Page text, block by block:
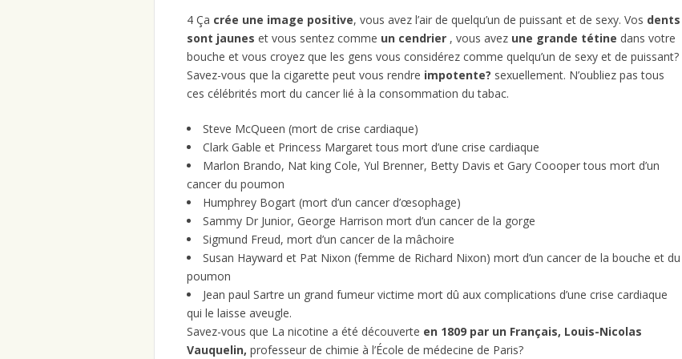
4 Ça crée une image positive, vous avez l’air de quelqu’un de puissant et de sexy. Vos dents
sont jaunes et vous sentez comme un cendrier , vous avez une grande tétine dans votre
bouche et vous croyez que les gens vous considérez comme quelqu’un de sexy et de puissant?
Savez-vous que la cigarette peut vous rendre impotente? sexuellement. N’oubliez pas tous
ces célébrités mort du cancer lié à la consommation du tabac.
Steve McQueen (mort de crise cardiaque)
Clark Gable et Princess Margaret tous mort d’une crise cardiaque
Marlon Brando, Nat king Cole, Yul Brenner, Betty Davis et Gary Coooper tous mort d’un
cancer du poumon
Humphrey Bogart (mort d’un cancer d’œsophage)
Sammy Dr Junior, George Harrison mort d’un cancer de la gorge
Sigmund Freud, mort d’un cancer de la mâchoire
Susan Hayward et Pat Nixon (femme de Richard Nixon) mort d’un cancer de la bouche et du
poumon
Jean paul Sartre un grand fumeur victime mort dû aux complications d’une crise cardiaque
qui le laisse aveugle.
Savez-vous que La nicotine a été découverte en 1809 par un Français, Louis-Nicolas
Vauquelin, professeur de chimie à l’École de médecine de Paris?